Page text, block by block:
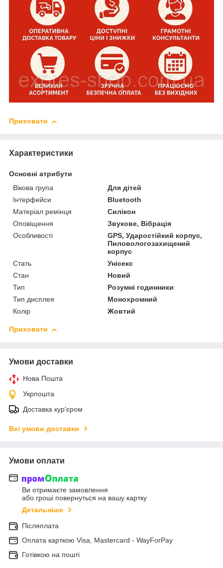
Приховати
Характеристики
Основні атрибути
Вікова група
Для дітей
Інтерфейси
Bluetooth
Матеріал ремінця
Силікон
Оповіщення
Звукове, Вібрація
Особливості
GPS, Ударостійкий корпус,
Пиловологозахищений
корпус
Стать
Унісекс
Стан
Новий
Тип
Розумні годинники
Тип дисплея
Монохромний
Колір
Жовтий
Приховати
Умови доставки
Нова Пошта
Укрпошта
Доставка кур'єром
Всі умови доставки
Умови оплати
Ви отримаєте замовлення
або гроші повернуться на вашу картку
Детальніше
Післяплата
Оплата карткою Visa, Mastercard - WayForPay
Готівкою на пошті